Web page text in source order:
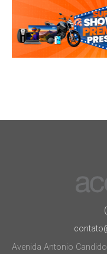
Avenida Antonio